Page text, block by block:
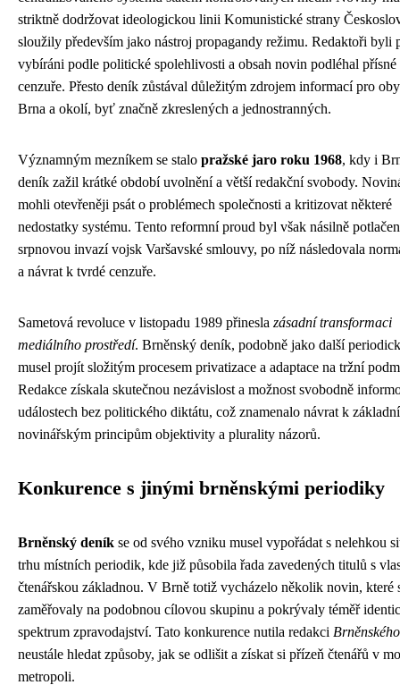
striktně dodržovat ideologickou linii Komunistické strany
sloužily především jako nástroj propagandy režimu. Redaktoři byli
vybíráni podle politické spolehlivosti a obsah novin podléhal přísné
cenzuře. Přesto deník zůstával důležitým zdrojem informací pro
Brna a okolí, byť značně zkreslených a jednostranných.
Významným mezníkem se stalo pražské jaro roku 1968, kdy i
deník zažil krátké období uvolnění a větší redakční svobody.
mohli otevřeněji psát o problémech společnosti a kritizovat některé
nedostatky systému. Tento reformní proud byl však násilně potlačen
srpnovou invazí vojsk Varšavské smlouvy, po níž následovala
a návrat k tvrdé cenzuře.
Sametová revoluce v listopadu 1989 přinesla zásadní transformaci
mediálního prostředí. Brněnský deník, podobně jako další
musel projít složitým procesem privatizace a adaptace na tržní
Redakce získala skutečnou nezávislost a možnost svobodně
událostech bez politického diktátu, což znamenalo návrat k
novinářským principům objektivity a plurality názorů.
Konkurence s jinými brněnskými periodiky
Brněnský deník se od svého vzniku musel vypořádat s nelehkou
trhu místních periodik, kde již působila řada zavedených titulů s
čtenářskou základnou. V Brně totiž vycházelo několik novin, které
zaměřovaly na podobnou cílovou skupinu a pokrývaly téměř
spektrum zpravodajství. Tato konkurence nutila redakci
neustále hledat způsoby, jak se odlišit a získat si přízeň čtenářů v
metropoli.